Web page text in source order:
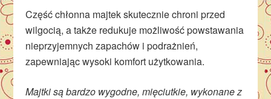
Część chłonna majtek skutecznie chroni przed
wilgocią, a także redukuje możliwość powstawania
nieprzyjemnych zapachów i podrażnień,
zapewniając wysoki komfort użytkowania.
Majtki są bardzo wygodne, mięciutkie, wykonane z